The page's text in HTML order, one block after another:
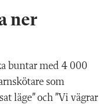
ner
buntar med 4 000
som
läge” och ”Vi vägrar